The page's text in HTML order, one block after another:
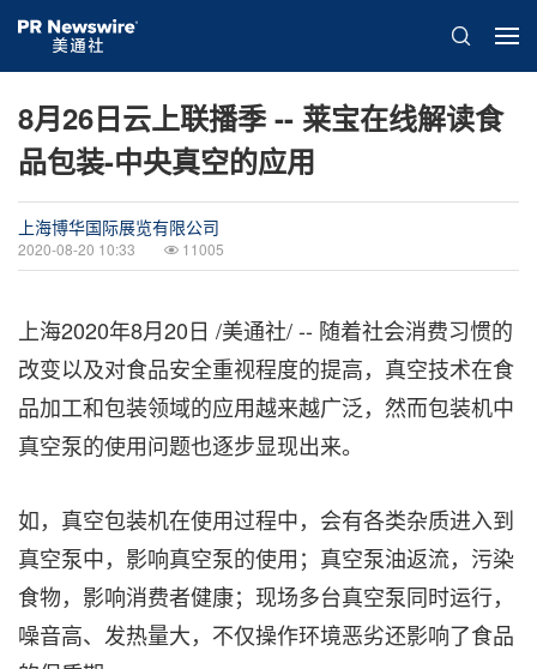
8月26日云上联播季 -- 莱宝在线解读食
品包装-中央真空的应用
上海博华国际展览有限公司
2020-08-20 10:33 11005
上海2020年8月20日 /美通社/ -- 随着社会消费习惯的
改变以及对食品安全重视程度的提高，真空技术在食
品加工和包装领域的应用越来越广泛，然而包装机中
真空泵的使用问题也逐步显现出来。
如，真空包装机在使用过程中，会有各类杂质进入到
真空泵中，影响真空泵的使用；真空泵油返流，污染
食物，影响消费者健康；现场多台真空泵同时运行，
噪音高、发热量大，不仅操作环境恶劣还影响了食品